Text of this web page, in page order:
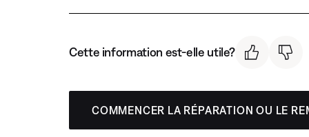
Cette information est-elle utile?
COMMENCER LA RÉPARATION OU LE